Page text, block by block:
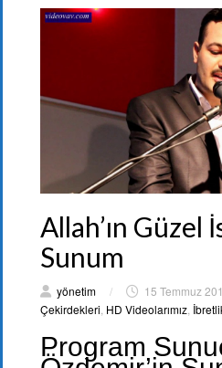
Allah’ın Güzel
Sunum
yönetim / 15 Temmuz
Çekirdekleri HD Videolarımız
Program